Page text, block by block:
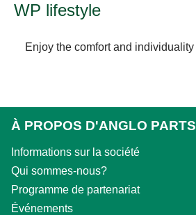
WP lifestyle
Enjoy the comfort and individuality
À PROPOS D'ANGLO PARTS
Informations sur la société
Qui sommes-nous?
Programme de partenariat
Événements